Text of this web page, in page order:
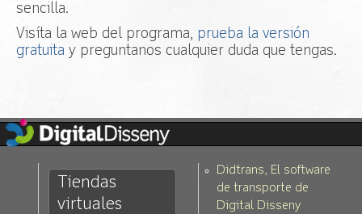
sencilla.
Visíta la web del programa,
prueba la versión
gratuita y preguntanos cualquier duda que tengas.
Tiendas
virtuales
Didtrans, El software
de transporte de
Digital Disseny